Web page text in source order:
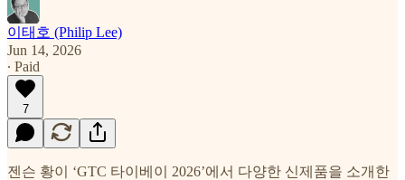
이태호 (Philip Lee)
Jun 14, 2026
∙ Paid
7
젠슨 황이 ‘GTC 타이베이 2026’에서 다양한 신제품을 소개한